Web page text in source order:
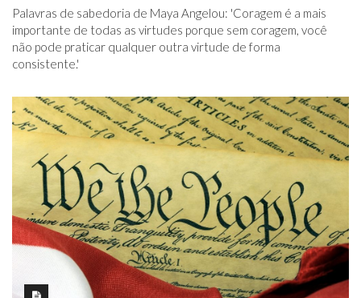
Palavras de sabedoria de Maya Angelou: 'Coragem é a mais
importante de todas as virtudes porque sem coragem, você
não pode praticar qualquer outra virtude de forma
consistente.'